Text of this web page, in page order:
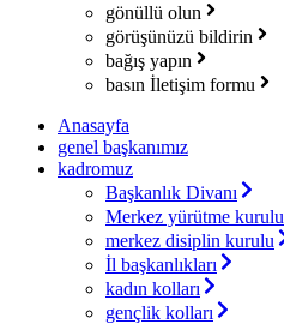
gönüllü olun
görüşünüzü bildirin
bağış yapın
basın İletişim formu
Anasayfa
genel başkanımız
kadromuz
Başkanlık Divanı
Merkez yürütme kurulu
merkez disiplin kurulu
İl başkanlıkları
kadın kolları
gençlik kolları